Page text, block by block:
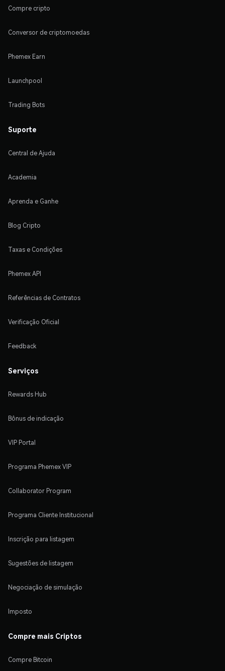
Compre cripto
Conversor de criptomoedas
Phemex Earn
Launchpool
Trading Bots
Suporte
Central de Ajuda
Academia
Aprenda e Ganhe
Blog Cripto
Taxas e Condições
Phemex API
Referências de Contratos
Verificação Oficial
Feedback
Serviços
Rewards Hub
Bônus de indicação
VIP Portal
Programa Phemex VIP
Collaborator Program
Programa Cliente Institucional
Inscrição para listagem
Sugestões de listagem
Negociação de simulação
Imposto
Compre mais Criptos
Compre Bitcoin